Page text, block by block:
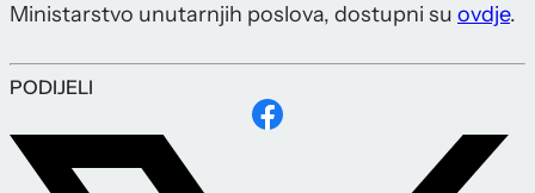
Ministarstvo unutarnjih poslova, dostupni su ovdje.
PODIJELI